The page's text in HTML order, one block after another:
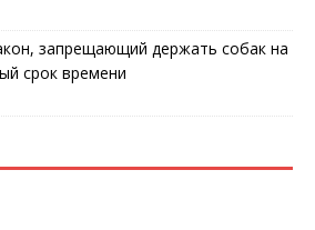
запрещающий держать собак на
срок времени